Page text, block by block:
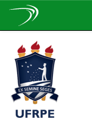
navigation